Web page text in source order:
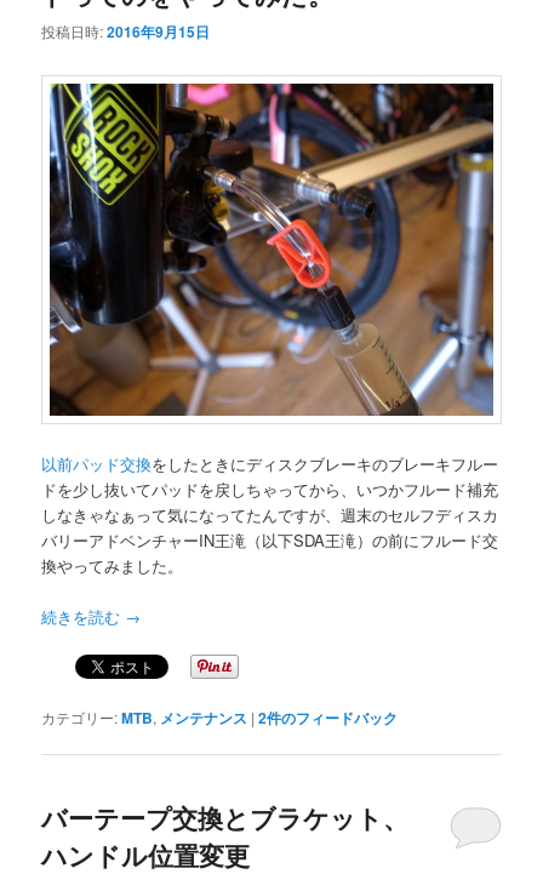
投稿日時:2016年9月15日
以前パッド交換をしたときにディスクブレーキのブレーキフルー
ドを少し抜いてパッドを戻しちゃってから、いつかフルード補充
しなきゃなぁって気になってたんですが、週末のセルフディスカ
バリーアドベンチャーIN王滝（以下SDA王滝）の前にフルード交
換やってみました。
続きを読む →
カテゴリー:MTB, メンテナンス |2件のフィードバック
バーテープ交換とブラケット、
ハンドル位置変更